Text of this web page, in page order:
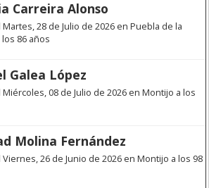
Carreira Alonso
Martes, 28 de Julio de 2026 en Puebla de la
los 86 años
Galea López
Miércoles, 08 de Julio de 2026 en Montijo a los
Molina Fernández
Viernes, 26 de Junio de 2026 en Montijo a los 98